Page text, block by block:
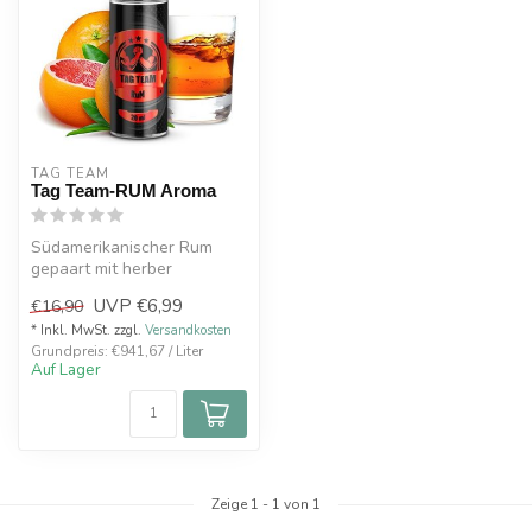
TAG TEAM
Tag Team-RUM Aroma
Südamerikanischer Rum
gepaart mit herber
€16,90 UVP €6,99
* Inkl. MwSt. zzgl. Versandkosten
Grundpreis: €941,67 / Liter
Auf Lager
Zeige 1 - 1 von 1